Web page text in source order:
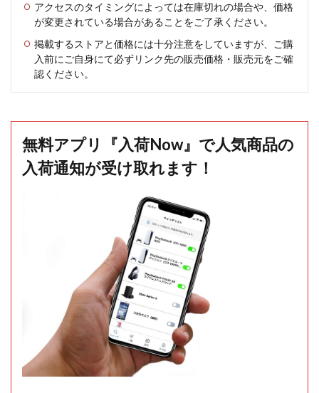
アクセスのタイミングによっては在庫切れの場合や、価格
が変更されている場合があることをご了承ください。
掲載するストアと価格には十分注意をしていますが、ご購
入前にご自身にて必ずリンク先の販売価格・販売元をご確
認ください。
無料アプリ『入荷Now』で人気商品の
入荷通知が受け取れます！